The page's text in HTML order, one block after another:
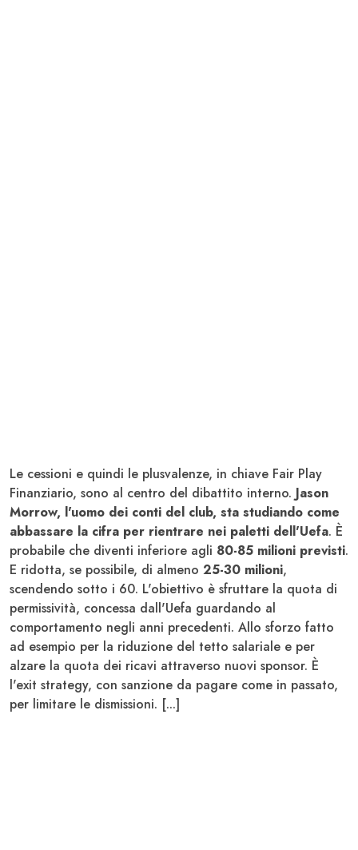
Le cessioni e quindi le plusvalenze, in chiave Fair Play
Finanziario, sono al centro del dibattito interno. Jason
Morrow, l'uomo dei conti del club, sta studiando come
abbassare la cifra per rientrare nei paletti dell'Uefa. È
probabile che diventi inferiore agli 80-85 milioni previsti.
E ridotta, se possibile, di almeno 25-30 milioni,
scendendo sotto i 60. L'obiettivo è sfruttare la quota di
permissività, concessa dall'Uefa guardando al
comportamento negli anni precedenti. Allo sforzo fatto
ad esempio per la riduzione del tetto salariale e per
alzare la quota dei ricavi attraverso nuovi sponsor. È
l'exit strategy, con sanzione da pagare come in passato,
per limitare le dismissioni. [...]